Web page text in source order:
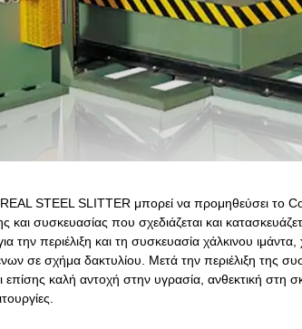
STEEL SLITTER μπορεί να προμηθεύσει το
και συσκευασίας που σχεδιάζεται και
την περιέλιξη και τη συσκευασία χάλκινου
σε σχήμα δακτυλίου. Μετά την περιέλιξη της
επίσης καλή αντοχή στην υγρασία, ανθεκτική στη